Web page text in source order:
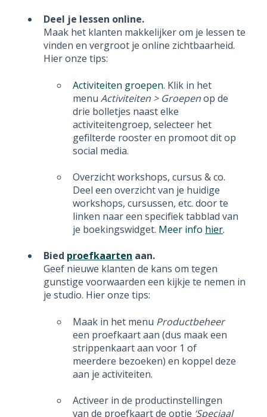
Deel je lessen online.
Maak het klanten makkelijker om je lessen te
vinden en vergroot je online zichtbaarheid.
Hier onze tips:
Activiteiten groepen. Klik in het
menu Activiteiten > Groepenop de
drie bolletjes naast elke
activiteitengroep, selecteer het
gefilterde rooster en promoot dit op
social media.
Overzicht workshops, cursus & co.
Deel een overzicht van je huidige
workshops, cursussen, etc. door te
linken naar een specifiek tabblad van
je boekingswidget. Meer info hier.
Bied proefkaarten aan.
Geef nieuwe klanten de kans om tegen
gunstige voorwaarden een kijkje te nemen in
je studio. Hier onze tips:
Maak in het menu Productbeheer
een proefkaart aan (dus maak een
strippenkaart aan voor 1 of
meerdere bezoeken) en koppel deze
aan je activiteiten.
Activeer in de productinstellingen
van de proefkaart de optie ‘Speciaal